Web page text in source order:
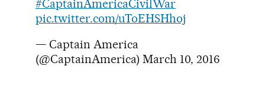
#CaptainAmericaCivilWar
pic.twitter.com/uToEHSHhoj
— Captain America
(@CaptainAmerica) March 10, 2016